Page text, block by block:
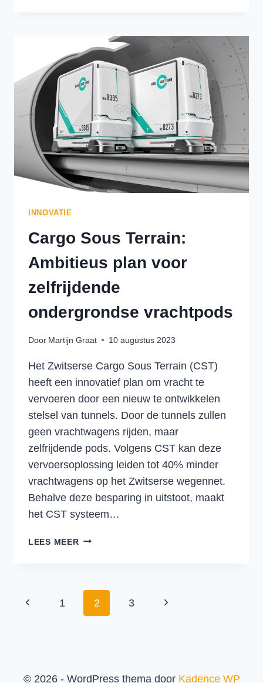
LOGISTIEK
NEDERLAND:
OPLEIDING,
YOUNG
PROFESSIONALS
EN
INFRASTRUCTUUR
INNOVATIE
Cargo Sous Terrain:
Ambitieus plan voor
zelfrijdende
ondergrondse vrachtpods
Door Martijn Graat 10 augustus 2023
Het Zwitserse Cargo Sous Terrain (CST)
heeft een innovatief plan om vracht te
vervoeren door een nieuw te ontwikkelen
stelsel van tunnels. Door de tunnels zullen
geen vrachtwagens rijden, maar
zelfrijdende pods. Volgens CST kan deze
vervoersoplossing leiden tot 40% minder
vrachtwagens op het Zwitserse wegennet.
Behalve deze besparing in uitstoot, maakt
het CST systeem…
LEES MEERCARGO
PLAN
VOOR
Paginanavigatie
Vorige
1 2 3
Volgende
© 2026 - WordPress thema door Kadence WP